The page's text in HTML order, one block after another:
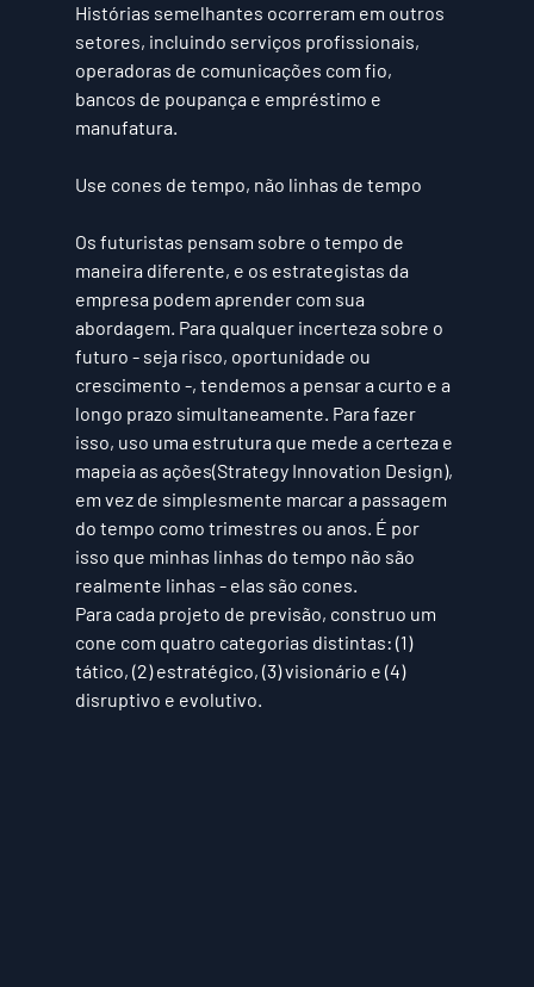
Histórias semelhantes ocorreram em outros
setores, incluindo serviços profissionais,
operadoras de comunicações com fio,
bancos de poupança e empréstimo e
manufatura.
Use cones de tempo, não linhas de tempo
Os futuristas pensam sobre o tempo de
maneira diferente, e os estrategistas da
empresa podem aprender com sua
abordagem. Para qualquer incerteza sobre o
futuro - seja risco, oportunidade ou
crescimento -, tendemos a pensar a curto e a
longo prazo simultaneamente. Para fazer
isso, uso uma estrutura que mede a certeza e
mapeia as ações(Strategy Innovation Design),
em vez de simplesmente marcar a passagem
do tempo como trimestres ou anos. É por
isso que minhas linhas do tempo não são
realmente linhas - elas são cones.
Para cada projeto de previsão, construo um
cone com quatro categorias distintas: (1)
tático, (2) estratégico, (3) visionário e (4)
disruptivo e evolutivo.